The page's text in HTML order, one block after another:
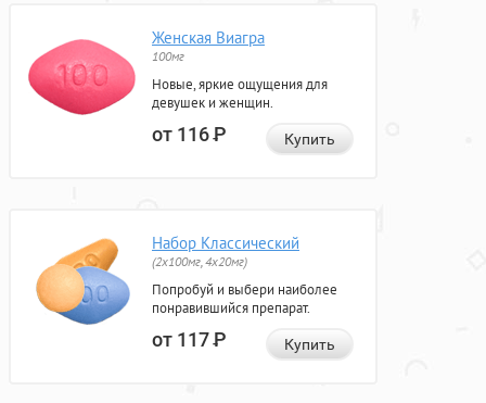
Женская Виагра
100мг
Новые, яркие ощущения для
девушек и женщин.
от 116Р Купить
Набор Классический
(2x100мг, 4x20мг)
Попробуй и выбери наиболее
понравившийся препарат.
от 117Р Купить